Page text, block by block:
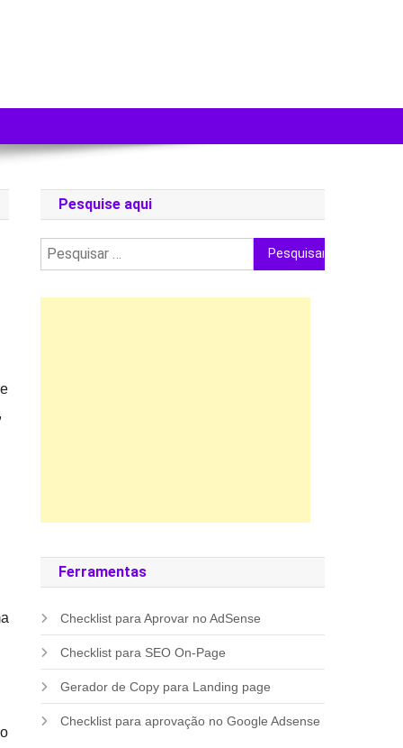
Pesquise aqui
Pesquisar
por:
Ferramentas
Checklist para Aprovar no AdSense
Checklist para SEO On-Page
Gerador de Copy para Landing page
Checklist para aprovação no Google Adsense